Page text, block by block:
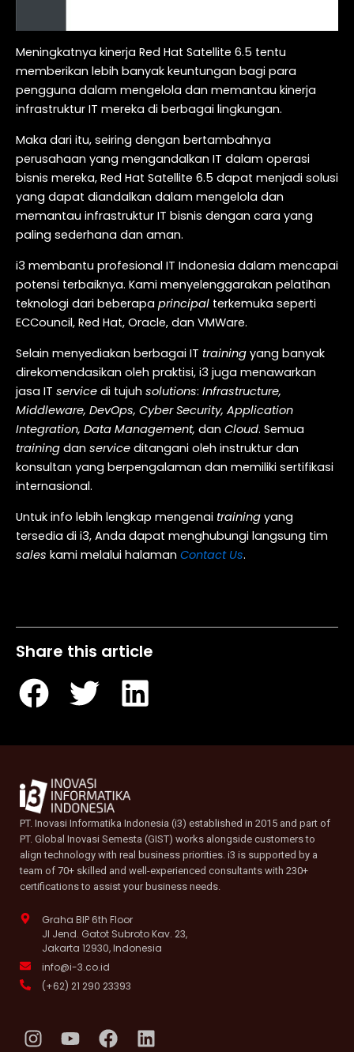
Meningkatnya kinerja Red Hat Satellite 6.5 tentu
memberikan lebih banyak keuntungan bagi para
pengguna dalam mengelola dan memantau kinerja
infrastruktur IT mereka di berbagai lingkungan.
Maka dari itu, seiring dengan bertambahnya
perusahaan yang mengandalkan IT dalam operasi
bisnis mereka, Red Hat Satellite 6.5 dapat menjadi solusi
yang dapat diandalkan dalam mengelola dan
memantau infrastruktur IT bisnis dengan cara yang
paling sederhana dan aman.
i3 membantu profesional IT Indonesia dalam mencapai
potensi terbaiknya. Kami menyelenggarakan pelatihan
teknologi dari beberapa principal terkemuka seperti
ECCouncil, Red Hat, Oracle, dan VMWare.
Selain menyediakan berbagai IT training yang banyak
direkomendasikan oleh praktisi, i3 juga menawarkan
jasa IT service di tujuh solutions: Infrastructure,
Middleware, DevOps, Cyber Security, Application
Integration, Data Management, dan Cloud. Semua
training dan service ditangani oleh instruktur dan
konsultan yang berpengalaman dan memiliki sertifikasi
internasional.
Untuk info lebih lengkap mengenai training yang
tersedia di i3, Anda dapat menghubungi langsung tim
sales kami melalui halaman Contact Us.
Share this article
PT. Inovasi Informatika Indonesia (i3) established in 2015 and part of
PT. Global Inovasi Semesta (GIST) works alongside customers to
align technology with real business priorities. i3 is supported by a
team of 70+ skilled and well-experienced consultants with 230+
certifications to assist your business needs.
Graha BIP 6th Floor
Jl Jend. Gatot Subroto Kav. 23,
Jakarta 12930, Indonesia
info@i-3.co.id
(+62) 21 290 23393
I
Y
F
L